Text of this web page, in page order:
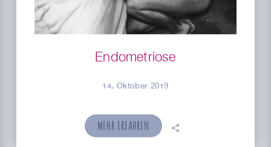
Endometriose
14. Oktober 2019
MEHR ERFAHREN 🗣